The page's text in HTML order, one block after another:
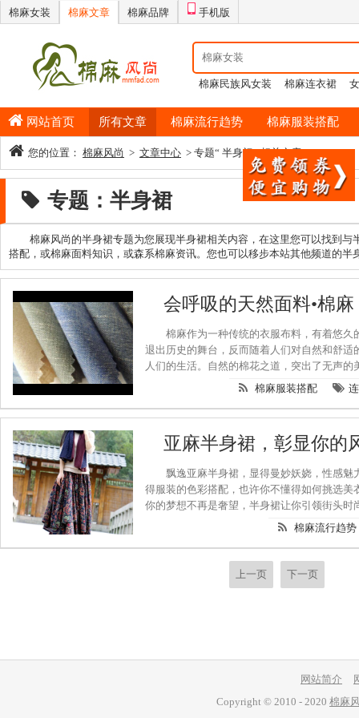
棉麻女装 棉麻文章 棉麻品牌 手机版
棉麻民族风女装 棉麻连衣裙
网站首页 所有文章 棉麻流行趋势 棉麻服装搭配
您的位置： 棉麻风尚 > 文章中心 > 专题“ 半身裙 ”相关文章
专题：半身裙
棉麻风尚的半身裙专题为您展现半身裙相关内容，在这里您可以找到与
搭配，或棉麻面料知识，或森系棉麻资讯。您也可以移步本站其他频道的半
会呼吸的天然面料•棉
棉麻作为一种传统的衣服布料，有着悠
退出历史的舞台，反而随着人们对自然和舒
人们的生活。自然的棉花之道，突出了无声
着复古的时尚，演绎得淋漓尽致。当我们看
棉麻服装搭配
亚麻半身裙，彰显你的
飘逸亚麻半身裙，显得曼妙妖娆，性感
得服装的色彩搭配，也许你不懂得如何挑选
你的梦想不再是奢望，半身裙让你引领街头时
棉麻流行趋势
上一页 下一页
网站简介
Copyright © 2010 - 2020 棉麻